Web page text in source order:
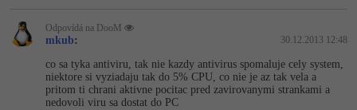
Odpovídá na DooM
mkub: 30.12.2013 12:48
co sa tyka antiviru, tak nie kazdy antivirus spomaluje cely system,
niektore si vyziadaju tak do 5% CPU, co nie je az tak vela a
pritom ti chrani aktivne pocitac pred zavirovanymi strankami a
nedovoli viru sa dostat do PC